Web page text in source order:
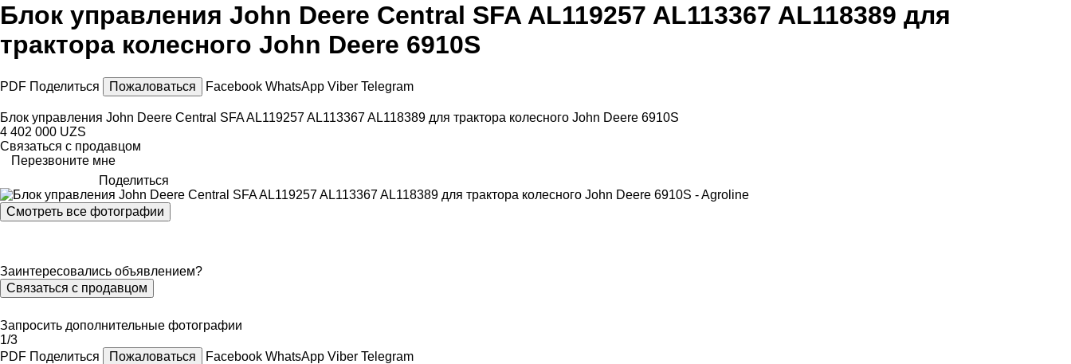
Блок управления John Deere Central SFA AL119257 AL113367 AL118389 для
трактора колесного John Deere 6910S
PDF Поделиться Пожаловаться Facebook WhatsApp Viber Telegram
Блок управления John Deere Central SFA AL119257 AL113367 AL118389 для трактора колесного John Deere 6910S
4 402 000 UZS
Связаться с продавцом
Перезвоните мне
Поделиться
Смотреть все фотографии
Заинтересовались объявлением?
Связаться с продавцом
Запросить дополнительные фотографии
1/3
PDF Поделиться Пожаловаться Facebook WhatsApp Viber Telegram